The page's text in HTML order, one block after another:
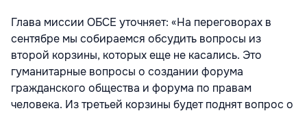
Глава миссии ОБСЕ уточняет: «На переговорах в
сентябре мы собираемся обсудить вопросы из
второй корзины, которых еще не касались. Это
гуманитарные вопросы о создании форума
гражданского общества и форума по правам
человека. Из третьей корзины будет поднят вопрос о